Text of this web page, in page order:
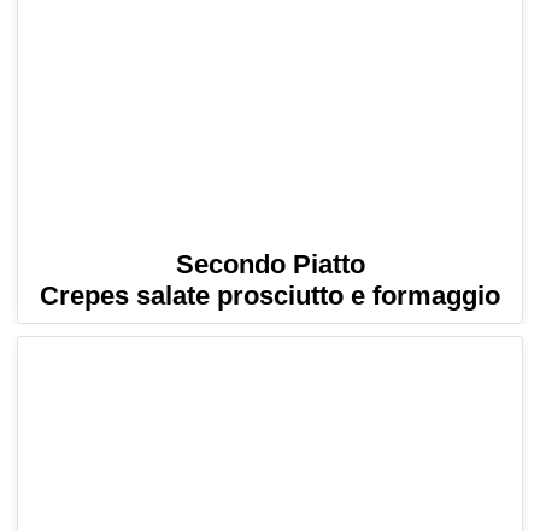
Secondo Piatto
Crepes salate prosciutto e formaggio